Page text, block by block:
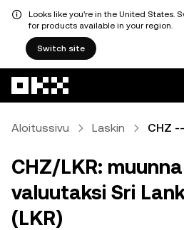
Looks like you're in the United States.
for products available in your region.
Switch site
Aloitussivu Laskin CHZ
CHZ/LKR:
valuutaksi Sri
(LKR)